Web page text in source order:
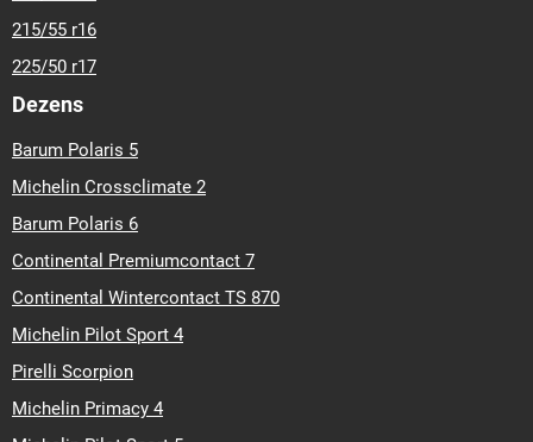
215/55 r16
225/50 r17
Dezens
Barum Polaris 5
Michelin Crossclimate 2
Barum Polaris 6
Continental Premiumcontact 7
Continental Wintercontact TS 870
Michelin Pilot Sport 4
Pirelli Scorpion
Michelin Primacy 4